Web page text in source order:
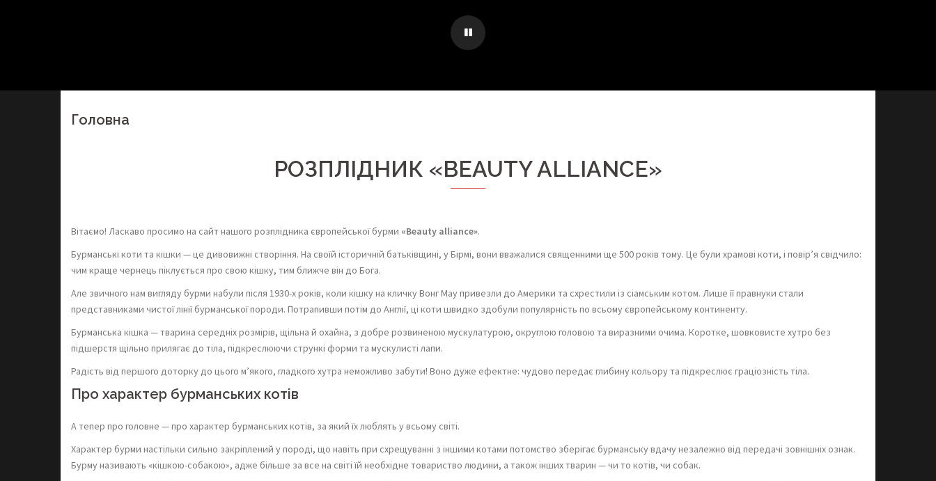
Головна
РОЗПЛІДНИК «BEAUTY ALLIANCE»
Вітаємо! Ласкаво просимо на сайт нашого розплідника європейської бурми «Beauty alliance».
Бурманські коти та кішки — це дивовижні створіння. На своїй історичній батьківщині, у Бірмі, вони вважалися священними ще 500 років тому. Це були храмові коти, і повір’я свідчило:
чим краще чернець піклується про свою кішку, тим ближче він до Бога.
Але звичного нам вигляду бурми набули після 1930-х років, коли кішку на кличку Вонг Мау привезли до Америки та схрестили із сіамським котом. Лише її правнуки стали
представниками чистої лінії бурманської породи. Потрапивши потім до Англії, ці коти швидко здобули популярність по всьому європейському континенту.
Бурманська кішка — тварина середніх розмірів, щільна й охайна, з добре розвиненою мускулатурою, округлою головою та виразними очима. Коротке, шовковисте хутро без
підшерстя щільно прилягає до тіла, підкреслюючи стрункі форми та мускулисті лапи.
Радість від першого доторку до цього м’якого, гладкого хутра неможливо забути! Воно дуже ефектне: чудово передає глибину кольору та підкреслює граціозність тіла.
Про характер бурманських котів
А тепер про головне — про характер бурманських котів, за який їх люблять у всьому світі.
Характер бурми настільки сильно закріплений у породі, що навіть при схрещуванні з іншими котами потомство зберігає бурманську вдачу незалежно від передачі зовнішніх ознак.
Бурму називають «кішкою-собакою», адже більше за все на світі їй необхідне товариство людини, а також інших тварин — чи то котів, чи собак.